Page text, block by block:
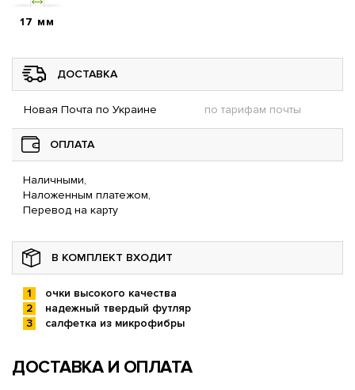
17 мм
ДОСТАВКА
Новая Почта по Украине по тарифам почты
ОПЛАТА
Наличными,
Наложенным платежом,
Перевод на карту
В КОМПЛЕКТ ВХОДИТ
очки высокого качества
надежный твердый футляр
салфетка из микрофибры
ДОСТАВКА И ОПЛАТА